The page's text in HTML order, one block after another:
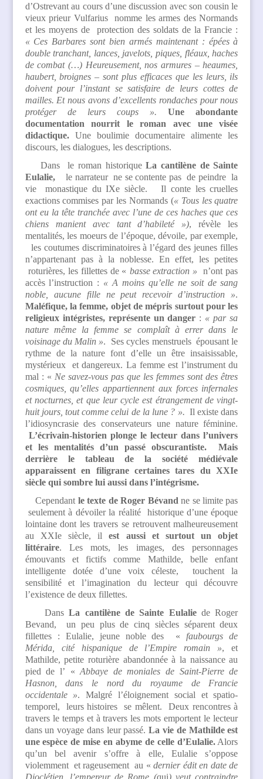
d’Ostrevant au cours d’une discussion avec son cousin le
vieux prieur Vulfarius nomme les armes des Normands
et les moyens de protection des soldats de la Francie :
« Ces Barbares sont bien armés maintenant : épées à
double tranchant, lances, javelots, piques, fléaux, haches
de combat (…) Heureusement, nos armures – heaumes,
haubert, broignes – sont plus efficaces que les leurs, ils
doivent pour l’instant se satisfaire de leurs cottes de
mailles. Et nous avons d’excellents rondaches pour nous
protéger de leurs coups ».
Une abondante
documentation nourrit le roman avec une visée
didactique. Une boulimie documentaire alimente les
discours, les dialogues, les descriptions.
Dans le roman historiqueLa cantilène de Sainte
Eulalie,
le narrateur ne se contente pas de peindre la
vie monastique du IXe siècle. Il conte les cruelles
exactions commises par les Normands (« Tous les quatre
ont eu la tête tranchée avec l’une de ces haches que ces
chiens manient avec tant d’habileté »), révèle les
mentalités, les moeurs de l’époque, dévoile, par exemple,
les coutumes discriminatoires à l’égard des jeunes filles
n’appartenant pas à la noblesse. En effet, les petites
roturières, les fillettes de « basse extraction »
n’ont pas
accès l’instruction : « A moins qu’elle ne soit de sang
noble, aucune fille ne peut recevoir d’instruction ».
Maléfique, la femme, objet de mépris surtout pour les
religieux intégristes, représente un danger : « par sa
nature même la femme se complaît à errer dans le
voisinage du Malin ». Ses cycles menstruels épousant le
rythme de la nature font d’elle un être insaisissable,
mystérieux et dangereux. La femme est l’instrument du
mal : « Ne savez-vous pas que les femmes sont des êtres
cosmiques, qu’elles appartiennent aux forces infernales
et nocturnes, et que leur cycle est étrangement de vingt-
huit jours, tout comme celui de la lune ? ». Il existe dans
l’idiosyncrasie des conservateurs une nature féminine.
L’écrivain-historien plonge le lecteur dans l’univers
et les mentalités d’un passé obscurantiste.
Mais
derrière le tableau de la société médiévale
apparaissent en filigrane certaines tares du XXIe
siècle qui sombre lui aussi dans l’intégrisme.
Cependant le texte de Roger Bévand ne se limite pas
seulement à dévoiler la réalité historique d’une époque
lointaine dont les travers se retrouvent malheureusement
au XXIe siècle, ilest aussi et surtout un
objet
littéraire. Les mots, les images, des personnages
émouvants et fictifs comme Mathilde, belle enfant
intelligente dotée d’une voix céleste, touchent la
sensibilité et l’imagination du lecteur qui découvre
l’existence de deux fillettes.
DansLa cantilène de Sainte Eulaliede Roger
Bevand, un peu plus de cinq siècles séparent deux
fillettes : Eulalie, jeune noble des « faubourgs de
Mérida, cité hispanique de l’Empire romain », et
Mathilde, petite roturière abandonnée à la naissance au
pied de l’ «Abbaye de moniales de Saint-Pierre de
Hasnon, dans le nord du royaume de Francie
occidentale ». Malgré l’éloignement social et spatio-
temporel, leurs histoires se mêlent. Deux rencontres à
travers le temps et à travers les mots emportent le lecteur
dans un voyage dans leur passé.La vie de Mathilde est
une espèce de mise en abyme de celle d’Eulalie.Alors
qu’un bel avenir s’offre à elle, Eulalie s’oppose
violemment et rageusement au «dernier édit en date de
Dioclétien, l’empereur de Rome (qui) veut contraindre